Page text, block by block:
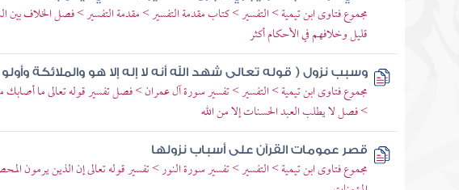
مجموع فتاوى ابن تيمية > التفسير > كتاب مقدمة التفسير > مقدمة التفسير > فصل الخلاف بين
قليل وخلافهم في الأحكام أكثر
وسبب نزول ( قوله تعالى شهد الله أنه لا إله إلا هو والملائكة
مجموع فتاوى ابن تيمية > التفسير > تفسير سورة آل عمران > فصل تفسير قوله تعالى ما
> فصل لا يطلب العبد الحسنات إلا من الله
قصر عمومات القرآن على أسباب نزولها
مجموع فتاوى ابن تيمية > التفسير > تفسير سورة النور > تفسير قوله تعالى إن الذين يرمون